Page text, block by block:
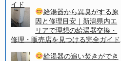
イド
給湯器から異臭がする原
因と修理目安｜新潟県内エ
リアで理想の給湯器交換・
修理・販売店を見つける完全ガイド
給湯器の追い焚きができ